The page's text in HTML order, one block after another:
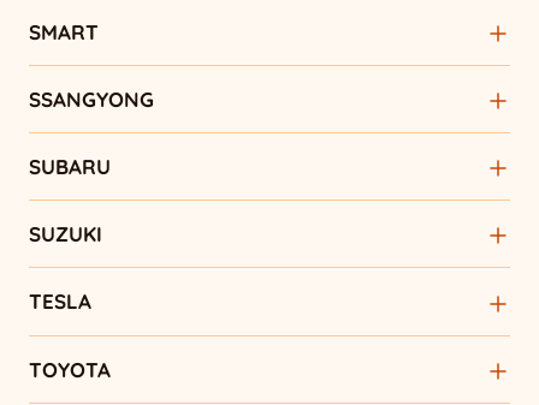
SMART
SSANGYONG
SUBARU
SUZUKI
TESLA
TOYOTA